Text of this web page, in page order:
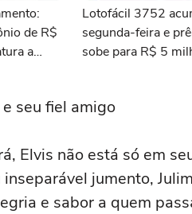
de R$
a
Lotofácil 3752
segunda-feira e
sobe para R$ 5
seu fiel amigo
Elvis não está só em
jumento,
e sabor a quem